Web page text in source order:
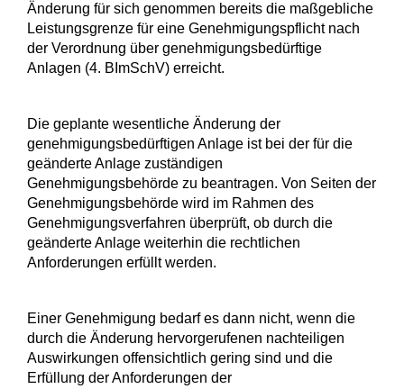
Änderung für sich genommen bereits die maßgebliche
Leistungsgrenze für eine Genehmigungspflicht nach
der Verordnung über genehmigungsbedürftige
Anlagen (4. BImSchV) erreicht.
Die geplante wesentliche Änderung der
genehmigungsbedürftigen Anlage ist bei der für die
geänderte Anlage zuständigen
Genehmigungsbehörde zu beantragen. Von Seiten der
Genehmigungsbehörde wird im Rahmen des
Genehmigungsverfahren überprüft, ob durch die
geänderte Anlage weiterhin die rechtlichen
Anforderungen erfüllt werden.
Einer Genehmigung bedarf es dann nicht, wenn die
durch die Änderung hervorgerufenen nachteiligen
Auswirkungen offensichtlich gering sind und die
Erfüllung der Anforderungen der